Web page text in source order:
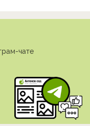
чате